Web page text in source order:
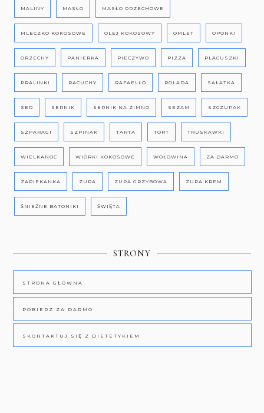
MALINY MASŁO MASŁO ORZECHOWE
MLECZKO KOKOSOWE OLEJ KOKOSOWY OMLET OPONKI
ORZECHY PANIERKA PIECZYWO PIZZA PLACUSZKI
PRALINKI RACUCHY RAFAELLO ROLADA SAŁATKA
SER SERNIK SERNIK NA ZIMNO SEZAM SZCZUPAK
SZPARAGI SZPINAK TARTA TORT TRUSKAWKI
WIELKANOC WIÓRKI KOKOSOWE WOŁOWINA ZA DARMO
ZAPIEKANKA ZUPA ZUPA GRZYBOWA ZUPA KREM
ŚNIEŻNE BATONIKI ŚWIĘTA
STRONY
STRONA GŁÓWNA
POBIERZ ZA DARMO
SKONTAKTUJ SIĘ Z DIETETYKIEM